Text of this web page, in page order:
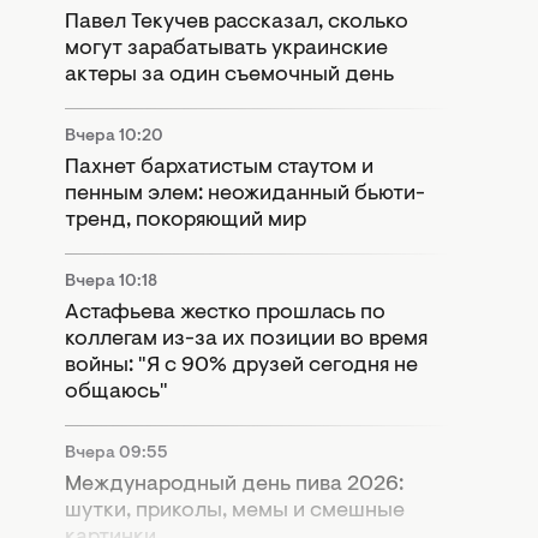
Павел Текучев рассказал, сколько
могут зарабатывать украинские
актеры за один съемочный день
Вчера 10:20
Пахнет бархатистым стаутом и
пенным элем: неожиданный бьюти-
тренд, покоряющий мир
Вчера 10:18
Астафьева жестко прошлась по
коллегам из-за их позиции во время
войны: "Я с 90% друзей сегодня не
общаюсь"
Вчера 09:55
Международный день пива 2026:
шутки, приколы, мемы и смешные